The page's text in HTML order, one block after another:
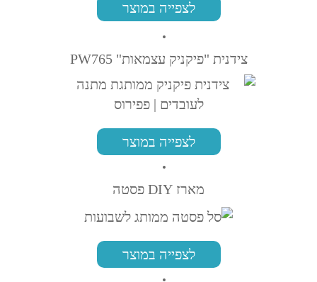
לצפייה במוצר
צידנית "פיקניק עצמאות" PW765
לצפייה במוצר
מארז DIY פסטה
לצפייה במוצר